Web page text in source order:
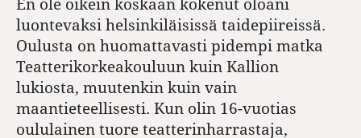
luontevaksi helsinkiläisissä taidepiireissä.
Oulusta on huomattavasti pidempi matka
Teatterikorkeakouluun kuin Kallion
lukiosta, muutenkin kuin vain
maantieteellisesti. Kun olin 16-vuotias
oululainen tuore teatterinharrastaja,